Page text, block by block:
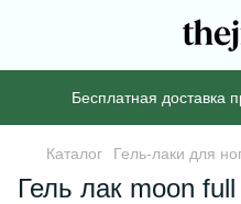
Бесплатная доставка
Каталог Гель-лаки для
Гель лак moon